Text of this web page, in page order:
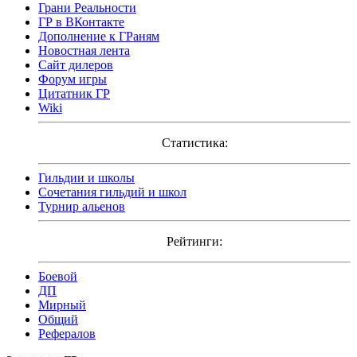
Грани Реальности
ГР в ВКонтакте
Дополнение к ГРаням
Новостная лента
Сайт дилеров
Форум игры
Цитатник ГР
Wiki
Статистика:
Гильдии и школы
Сочетания гильдий и школ
Турнир альенов
Рейтинги:
Боевой
ДП
Мирный
Общий
Рефералов